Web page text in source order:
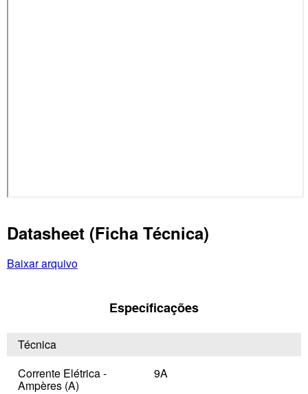
Datasheet (Ficha Técnica)
Baixar arquivo
Especificações
Técnica
Corrente Elétrica -
Ampères (A)
9A